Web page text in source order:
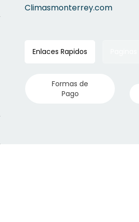
Climasmonterrey.com
Enlaces Rapidos
Formas de
Pago